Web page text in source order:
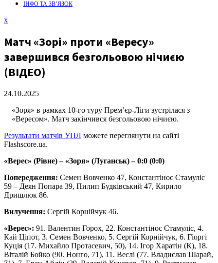
ІНФО ТА ЗВ’ЯЗОК
xЗакрити
Матч «Зорі» проти «Вересу»
завершився безгольовою нічиєю
(ВІДЕО)
24.10.2025
«Зоря» в рамках 10-го туру Прем’єр-Ліги зустрілася з
«Вересом». Матч закінчився безгольовою нічиєю.
Результати матчів УПЛ можете переглянути на сайті
Flashscore.ua.
«Верес» (Рівне) – «Зоря» (Луганськ) – 0:0 (0:0)
Попередження: Семен Вовченко 47, Константінос Стамуліс
59 – Деян Попара 39, Пилип Будківський 47, Кирило
Дришлюк 86.
Вилучення: Сергій Корнійчук 46.
«Верес»: 91. Валентин Горох, 22. Константінос Стамуліс, 4.
Кай Ціпот, 3. Семен Вовченко, 5. Сергій Корнійчук, 6. Гіоргі
Куція (17. Михайло Протасевич, 50), 14. Ігор Харатін (К), 18.
Віталій Бойко (90. Нонго, 71), 11. Веслі (77. Владислав Шарай,